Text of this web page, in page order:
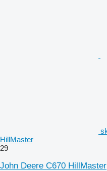
HillMaster
29
John Deere C670 HillMaster